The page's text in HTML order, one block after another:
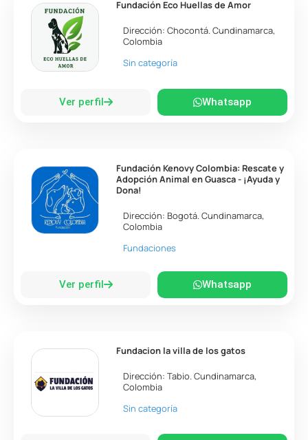
Fundación Eco Huellas de Amor
Dirección:Chocontá.Cundinamarca,
Colombia
Sin categoría
Ver perfil Whatsapp
Fundación Kenovy Colombia: Rescate y
Adopción Animal en Guasca - ¡Ayuda y
Dona!
Dirección: Bogotá.Cundinamarca,
Colombia
Fundaciones
Ver perfil Whatsapp
Fundacion la villa de los gatos
Dirección:Tabio.Cundinamarca,
Colombia
Sin categoría